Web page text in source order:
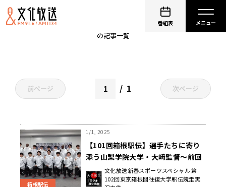
番組表
の記事一覧
前ページ 1 次ページ
箱根駅伝
1/1, 2025
【101回箱根駅伝】選手たちに寄り
添う山梨学院大学・大﨑監督～前回
予選会13位・本戦23位からの逆襲な
るか～
文化放送新春スポーツスペシャル 第
102回東京箱根間往復大学駅伝競走実